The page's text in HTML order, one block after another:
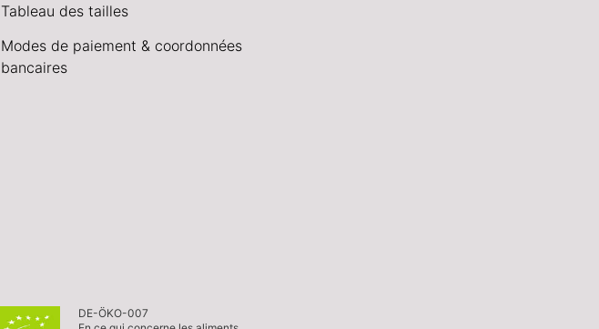
Tableau des tailles
Modes de paiement & coordonnées
bancaires
DE-ÖKO-007